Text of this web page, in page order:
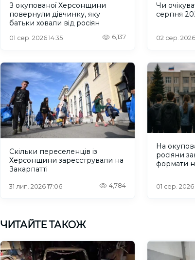
З окупованої Херсонщини
повернули дівчинку, яку
батьки ховали від росіян
01 сер. 2026 14:35 6,137
Чи
серпня
02 сер.
Скільки переселенців із
Херсонщини зареєстрували на
Закарпатті
31 лип. 2026 17:06 4,784
На
росіяни
формати
01 сер. 2026
ЧИТАЙТЕ ТАКОЖ